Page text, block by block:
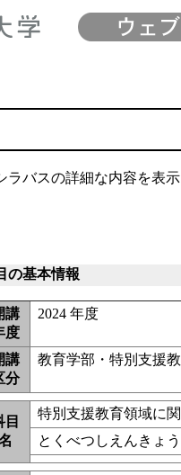
バスの詳細な内容を表示
の基本情報
講
度
2024 年度
講
分
教育学部・特別支援
目
特別支援教育領域に
とくべつしえんきょ